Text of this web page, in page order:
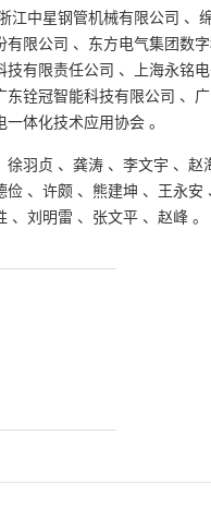
江中星钢管机械有限公司 、
有限公司 、 东方电气集团数
技有限责任公司 、
上海永铭
东铨冠智能科技有限公司 、
一体化技术应用协会 。
徐羽贞 、 龚涛 、 李文宇 、 赵
俭 、 许颇 、 熊建坤 、 王永安
、 刘明雷 、 张文平 、 赵峰 。